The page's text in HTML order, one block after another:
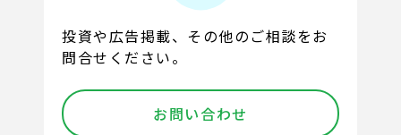
投資や広告掲載、その他のご相談をお
問合せください。
お問い合わせ